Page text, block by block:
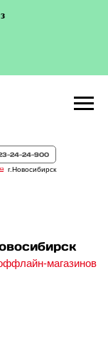
г.Новосибирск
24-24-900
слайсере